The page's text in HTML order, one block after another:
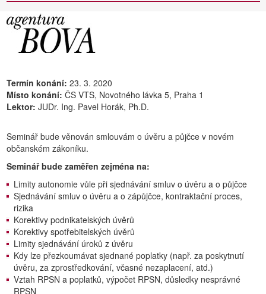
Termín konání: 23. 3. 2020
Místo konání: ČS VTS, Novotného lávka 5, Praha 1
Lektor: JUDr. Ing. Pavel Horák, Ph.D.
Seminář bude věnován smlouvám o úvěru a půjčce v novém
občanském zákoníku.
Seminář bude zaměřen zejména na:
Limity autonomie vůle při sjednávání smluv o úvěru a o půjčce
Sjednávání smluv o úvěru a o zápůjčce, kontraktační proces,
rizika
Korektivy podnikatelských úvěrů
Korektivy spotřebitelských úvěrů
Limity sjednávání úroků z úvěru
Kdy lze přezkoumávat sjednané poplatky (např. za poskytnutí
úvěru, za zprostředkování, včasné nezaplacení, atd.)
Vztah RPSN a poplatků, výpočet RPSN, důsledky nesprávné
RPSN